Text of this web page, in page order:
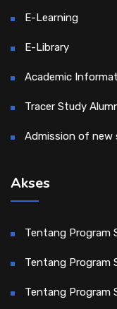
E-Learning
E-Library
Academic
Tracer Study
Admission of new
Akses
Tentang Program
Tentang Program
Tentang Program